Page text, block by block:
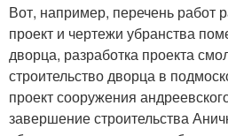
Вот, например, перечень работ
проект и чертежи убранства
дворца, разработка проекта
строительство дворца в
проект сооружения
завершение строительства